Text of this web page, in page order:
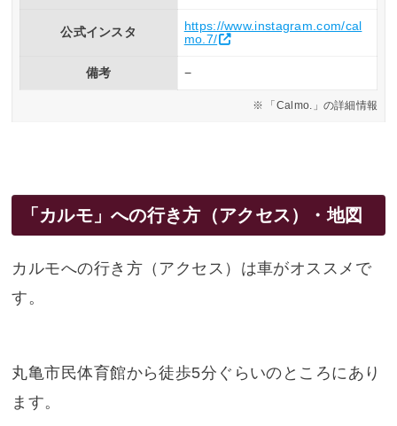
公式インスタ
https://www.instagram.com/cal
mo.7/
備考 −
「Calmo.」の詳細情報
「カルモ」への行き方（アクセス）・地図
カルモへの行き方（アクセス）は車がオススメで
す。
丸亀市民体育館から徒歩5分ぐらいのところにあり
ます。